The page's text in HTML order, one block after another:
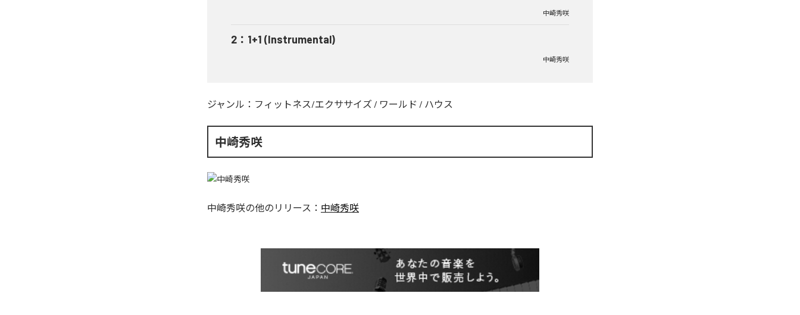
中崎秀咲
2 ： 1+1 (Instrumental)
中崎秀咲
ジャンル： フィットネス/エクササイズ / ワールド / ハウス
中崎秀咲
中崎秀咲の他のリリース： 中崎秀咲